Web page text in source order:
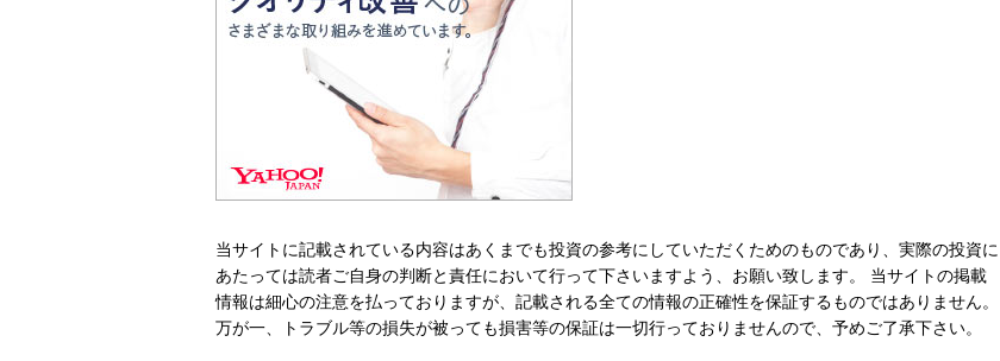
当サイトに記載されている内容はあくまでも投資の参考にしていただくためのものであり、実際の投資に
あたっては読者ご自身の判断と責任において行って下さいますよう、お願い致します。 当サイトの掲載
情報は細心の注意を払っておりますが、記載される全ての情報の正確性を保証するものではありません。
万が一、トラブル等の損失が被っても損害等の保証は一切行っておりませんので、予めご了承下さい。